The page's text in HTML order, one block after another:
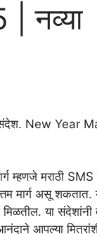
नव्या
संदेश. New Year
म्हणजे मराठी
मार्ग असू शकतात.
या संदेशांनी
आपल्या